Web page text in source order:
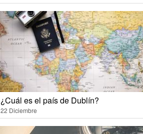
¿Cuál es el país de Dublín?
22 Diciembre